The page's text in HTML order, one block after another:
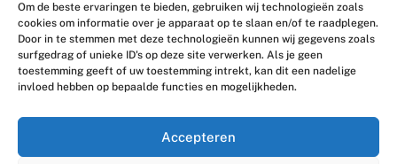
Om de beste ervaringen te bieden, gebruiken wij technologieën zoals
cookies om informatie over je apparaat op te slaan en/of te raadplegen.
Door in te stemmen met deze technologieën kunnen wij gegevens zoals
surfgedrag of unieke ID's op deze site verwerken. Als je geen
toestemming geeft of uw toestemming intrekt, kan dit een nadelige
invloed hebben op bepaalde functies en mogelijkheden.
Accepteren
Contact
Houttuinlaan 8
3447 GM Woerden